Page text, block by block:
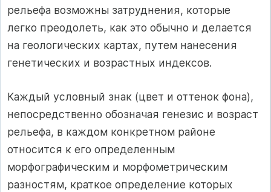
рельефа возможны затруднения, которые
легко преодолеть, как это обычно и делается
на геологических картах, путем нанесения
генетических и возрастных индексов.
Каждый условный знак (цвет и оттенок фона),
непосредственно обозначая генезис и возраст
рельефа, в каждом конкретном районе
относится к его определенным
морфографическим и морфометрическим
разностям, краткое определение которых